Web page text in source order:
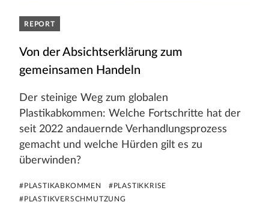
REPORT
Von der Absichtserklärung zum
gemeinsamen Handeln
Der steinige Weg zum globalen
Plastikabkommen: Welche Fortschritte hat der
seit 2022 andauernde Verhandlungsprozess
gemacht und welche Hürden gilt es zu
überwinden?
#PLASTIKABKOMMEN
#PLASTIKKRISE
#PLASTIKVERSCHMUTZUNG